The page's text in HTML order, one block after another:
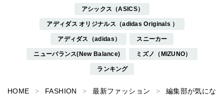
アシックス（ASICS）
アディダス オリジナルス（adidas Originals ）
アディダス（adidas） スニーカー
ニューバランス(New Balance) ミズノ（MIZUNO）
ランキング
HOME FASHION 最新ファッション
編集部が気にな